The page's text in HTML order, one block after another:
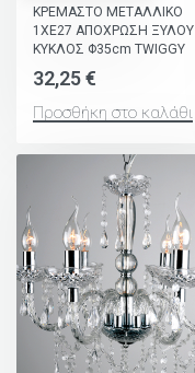
ΚΡΕΜΑΣΤΟ ΜΕΤΑΛΛΙΚΟ
1ΧΕ27 ΑΠΟΧΡΩΣΗ ΞΥΛΟΥ
ΚΥΚΛΟΣ Φ35cm TWIGGY
32,25€
Προσθήκη στο καλάθι